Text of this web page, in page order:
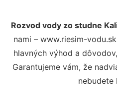
Rozvod vody zo studne
nami – www.riesim-
hlavných výhod a
Garantujeme vám, že
nebudete